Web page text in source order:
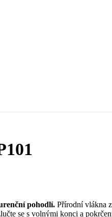
pohodlí. Přírodní vlákna
se s volnými konci a